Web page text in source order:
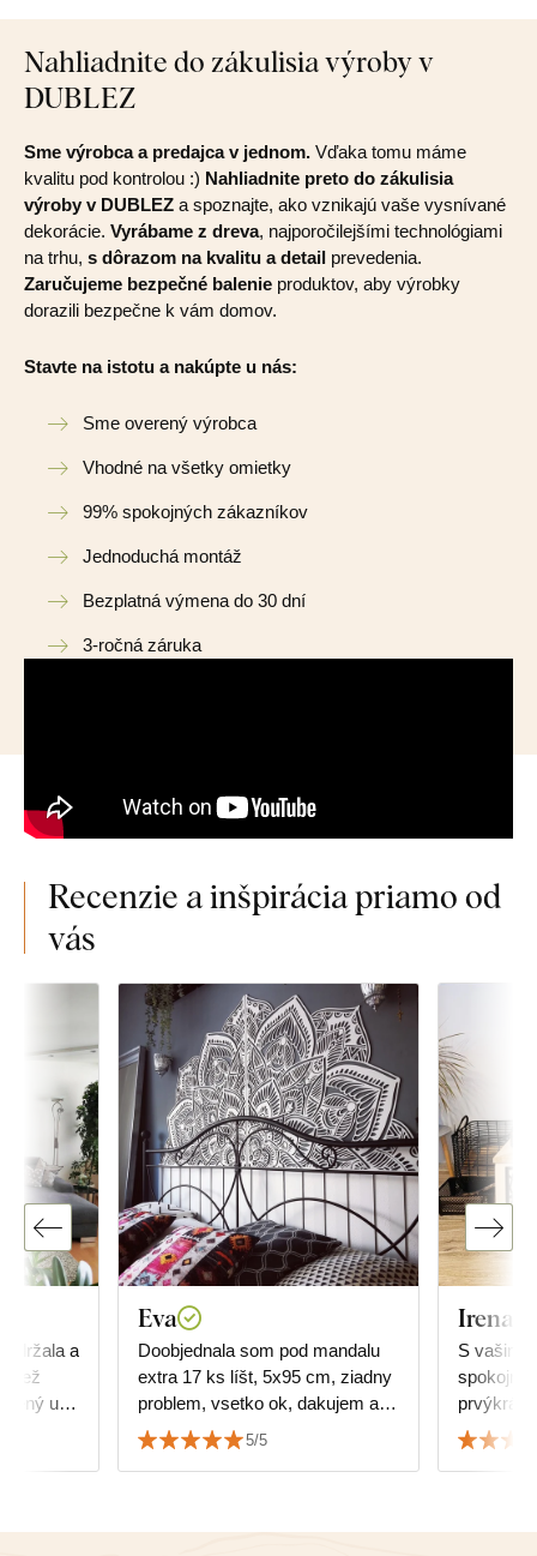
Nahliadnite do zákulisia výroby v
DUBLEZ
Sme výrobca a predajca v jednom. Vďaka tomu máme
kvalitu pod kontrolou :) Nahliadnite preto do zákulisia
výroby v DUBLEZ a spoznajte, ako vznikajú vaše vysnívané
dekorácie. Vyrábame z dreva, najporočilejšími technológiami
na trhu, s dôrazom na kvalitu a detail prevedenia.
Zaručujeme bezpečné balenie produktov, aby výrobky
dorazili bezpečne k vám domov.
Stavte na istotu a nakúpte u nás:
Sme overený výrobca
Vhodné na všetky omietky
99% spokojných zákazníkov
Jednoduchá montáž
Bezplatná výmena do 30 dní
3-ročná záruka
Recenzie a inšpirácia priamo od
vás
a
u
Eva
Doobjednala som pod mandalu
extra 17 ks líšt, 5x95 cm, ziadny
problem, vsetko ok, dakujem a
srdecne odporucam.
5/5
Irena
S vašimi
prvýkrát
úžasní,